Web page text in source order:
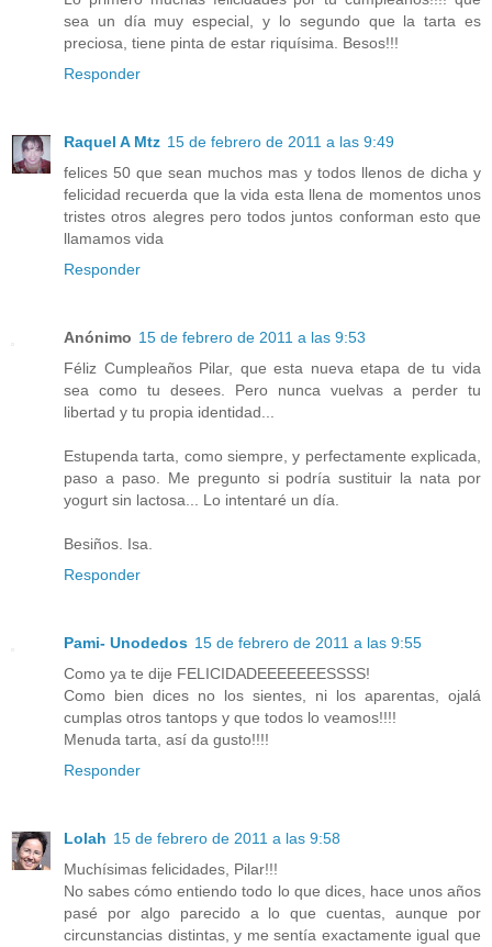
sea un día muy especial, y lo segundo que la tarta es
preciosa, tiene pinta de estar riquísima. Besos!!!
Responder
Raquel A Mtz 15 de febrero de 2011 a las 9:49
felices 50 que sean muchos mas y todos llenos de dicha y
felicidad recuerda que la vida esta llena de momentos unos
tristes otros alegres pero todos juntos conforman esto que
llamamos vida
Responder
Anónimo 15 de febrero de 2011 a las 9:53
Féliz Cumpleaños Pilar, que esta nueva etapa de tu vida
sea como tu desees. Pero nunca vuelvas a perder tu
libertad y tu propia identidad...
Estupenda tarta, como siempre, y perfectamente explicada,
paso a paso. Me pregunto si podría sustituir la nata por
yogurt sin lactosa... Lo intentaré un día.
Besiños. Isa.
Responder
Pami- Unodedos 15 de febrero de 2011 a las 9:55
Como ya te dije FELICIDADEEEEEEESSSS!
Como bien dices no los sientes, ni los aparentas, ojalá
cumplas otros tantops y que todos lo veamos!!!!
Menuda tarta, así da gusto!!!!
Responder
Lolah 15 de febrero de 2011 a las 9:58
Muchísimas felicidades, Pilar!!!
No sabes cómo entiendo todo lo que dices, hace unos años
pasé por algo parecido a lo que cuentas, aunque por
circunstancias distintas, y me sentía exactamente igual que